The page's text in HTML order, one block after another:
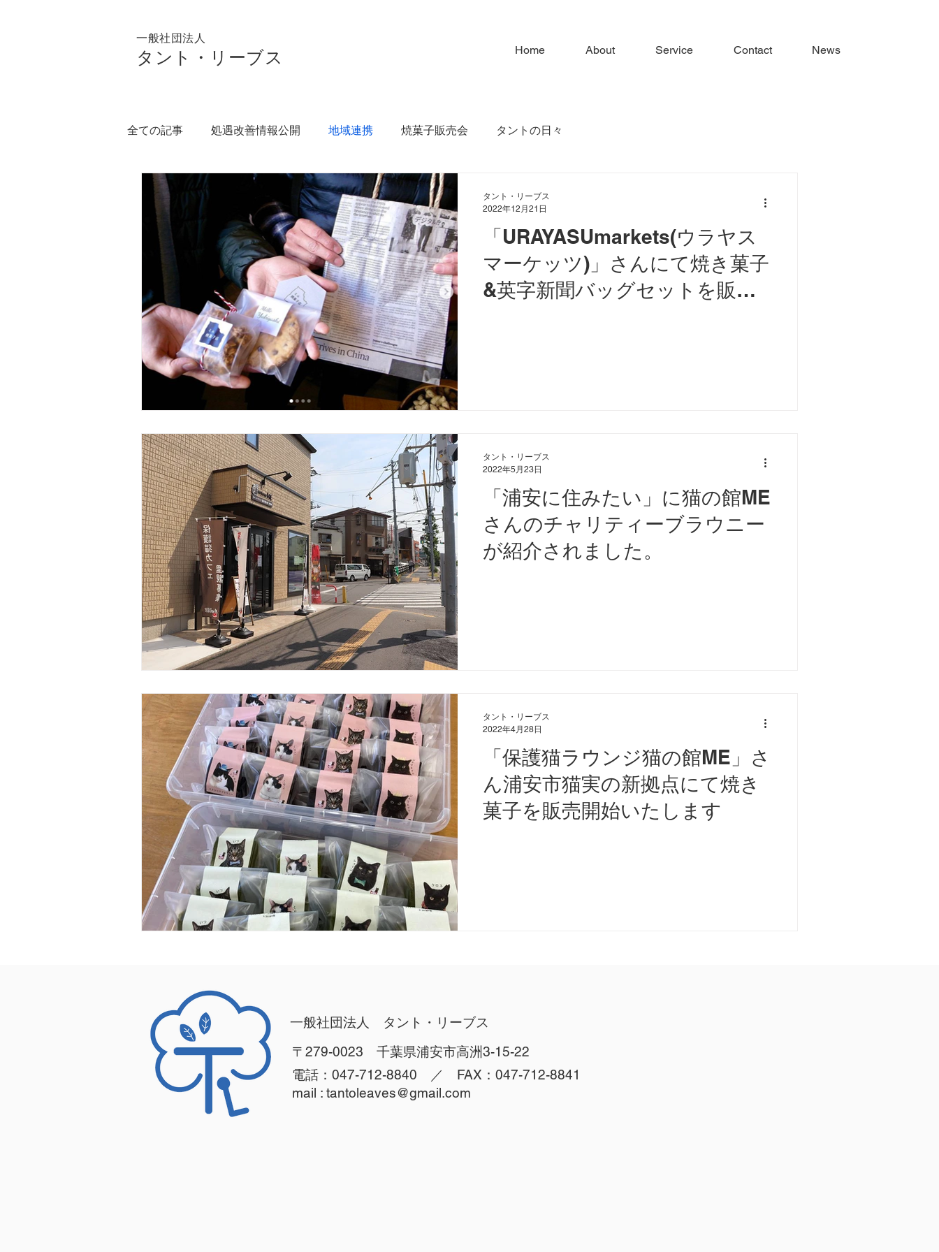
一般社団法人
タント・リーブス Home About Service Contact News
全ての記事 処遇改善情報公開 地域連携 焼菓子販売会 タントの日々
「URAYASUmarkets(ウラヤス
マーケッツ)」さんにて焼き菓子
&英字新聞バッグセットを販売
タント・リーブス
2022年12月21日
「浦安に住みたい」に猫の館ME
さんのチャリティーブラウニー
が紹介されました。
タント・リーブス
2022年5月23日
「保護猫ラウンジ猫の館ME」さ
ん浦安市猫実の新拠点にて焼き
菓子を販売開始いたします
タント・リーブス
2022年4月28日
一般社団法人 タント・リーブス
〒279-0023 千葉県浦安市高洲3-15-22
電話：047-712-8840 ／ FAX：047-712-8841
mail : tantoleaves@gmail.com